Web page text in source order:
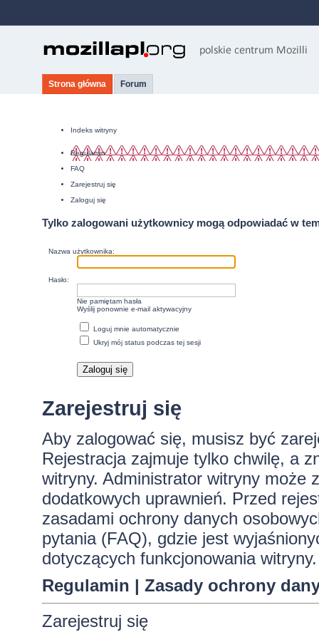
Strona główna Forum
Indeks witryny
Regulamin
FAQ
Zarejestruj się
Zaloguj się
Tylko zalogowani użytkownicy mogą odpowiadać w
Nazwa użytkownika:
Hasło:
Nie pamiętam hasła
Wyślij ponownie e-mail aktywacyjny
Loguj mnie automatycznie
Ukryj mój status podczas tej sesji
Zarejestruj się
Aby zalogować się, musisz być
Rejestracja zajmuje tylko chwilę, a
witryny. Administrator witryny może
dodatkowych uprawnień. Przed
zasadami ochrony danych
pytania (FAQ), gdzie jest
dotyczących funkcjonowania witryny.
Regulamin | Zasady ochrony
Zarejestruj się